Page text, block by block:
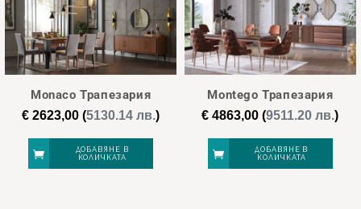
Monaco Трапезария
€ 2623,00 (5130.14 лв.)
ДОБАВЯНЕ В
КОЛИЧКАТА
Montego Трапезария
€ 4863,00 (9511.20 лв.)
ДОБАВЯНЕ В
КОЛИЧКАТА